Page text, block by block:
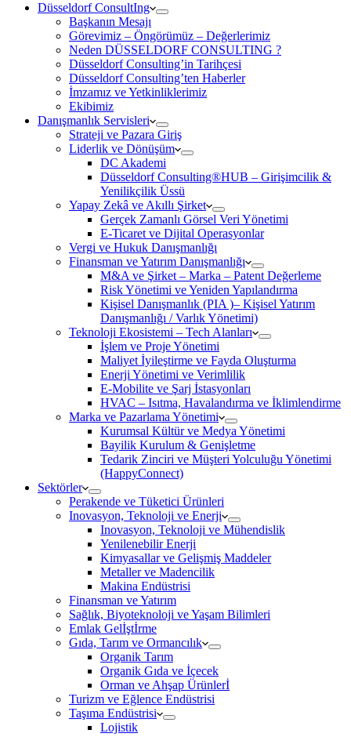
Düsseldorf ConsultIng
Başkanın Mesajı
Görevimiz – Öngörümüz – Değerlerimiz
Neden DÜSSELDORF CONSULTING ?
Düsseldorf Consulting’in Tarihçesi
Düsseldorf Consulting’ten Haberler
İmzamız ve Yetkinliklerimiz
Ekibimiz
Danışmanlık Servisleri
Strateji ve Pazara Giriş
Liderlik ve Dönüşüm
DC Akademi
Düsseldorf Consulting®HUB – Girişimcilik &
Yenilikçilik Üssü
Yapay Zekâ ve Akıllı Şirket
Gerçek Zamanlı Görsel Veri Yönetimi
E-Ticaret ve Dijital Operasyonlar
Vergi ve Hukuk Danışmanlığı
Finansman ve Yatırım Danışmanlığı
M&A ve Şirket – Marka – Patent Değerleme
Risk Yönetimi ve Yeniden Yapılandırma
Kişisel Danışmanlık (PIA )– Kişisel Yatırım
Danışmanlığı / Varlık Yönetimi)
Teknoloji Ekosistemi – Tech Alanları
İşlem ve Proje Yönetimi
Maliyet İyileştirme ve Fayda Oluşturma
Enerji Yönetimi ve Verimlilik
E-Mobilite ve Şarj İstasyonları
HVAC – Isıtma, Havalandırma ve İklimlendirme
Marka ve Pazarlama Yönetimi
Kurumsal Kültür ve Medya Yönetimi
Bayilik Kurulum & Genişletme
Tedarik Zinciri ve Müşteri Yolculuğu Yönetimi
(HappyConnect)
Sektörler
Perakende ve Tüketici Ürünleri
Inovasyon, Teknoloji ve Enerji
Inovasyon, Teknoloji ve Mühendislik
Yenilenebilir Enerji
Kimyasallar ve Gelişmiş Maddeler
Metaller ve Madencilik
Makina Endüstrisi
Finansman ve Yatırım
Sağlık, Biyoteknoloji ve Yaşam Bilimleri
Emlak Gelİştİrme
Gıda, Tarım ve Ormancılık
Organik Tarım
Organik Gıda ve İçecek
Orman ve Ahşap Ürünlerİ
Turizm ve Eğlence Endüstrisi
Taşıma Endüstrisi
Lojistik